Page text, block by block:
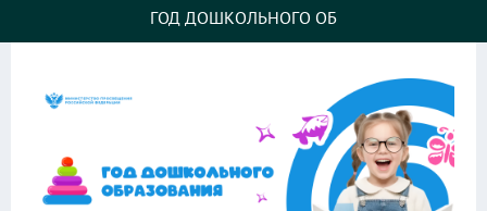
ГОД ДОШКОЛЬНОГО ОБ